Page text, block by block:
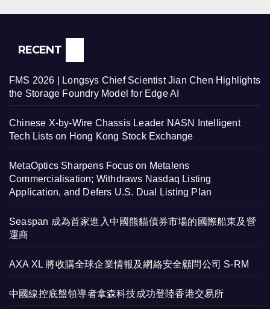
RECENT
FMS 2026 | Longsys Chief Scientist Jian Chen Highlights
the Storage Foundry Model for Edge AI
Chinese X-by-Wire Chassis Leader NASN Intelligent
Tech Lists on Hong Kong Stock Exchange
MetaOptics Sharpens Focus on Metalens
Commercialisation; Withdraws Nasdaq Listing
Application, and Defers U.S. Dual Listing Plan
Seaspan 成為首家進入中國熊貓債券市場的國際船東及營
運商
AXA XL 將收購全球企業情報及網絡安全顧問公司 S-RM
中國線控底盤領導者拿森科技成功登陸香港交易所